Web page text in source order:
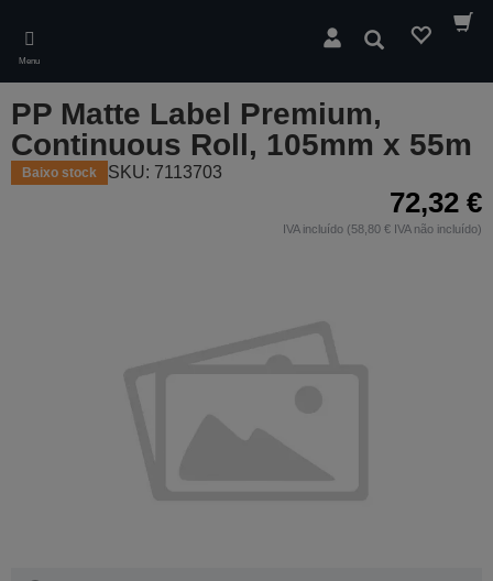
main
content
Menu
Pesquisar
PP Matte Label Premium,
Continuous Roll, 105mm x 55m
Baixo stock SKU: 7113703
72,32 €
IVA incluído (58,80 € IVA não incluído)